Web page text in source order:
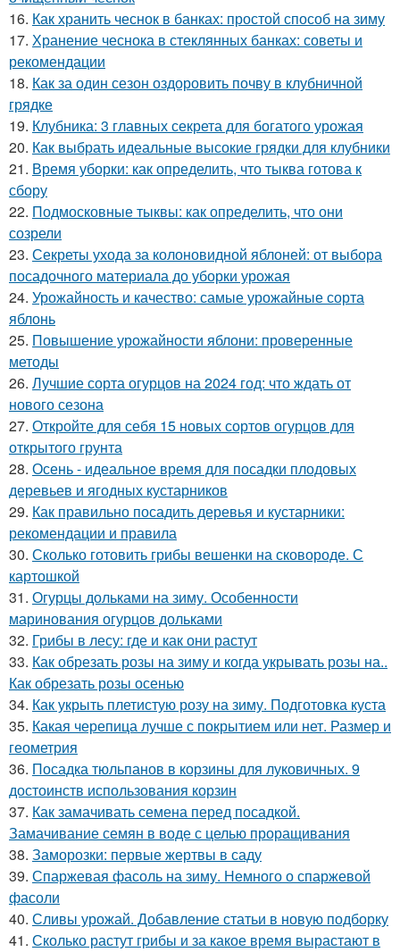
16. Как хранить чеснок в банках: простой способ на зиму
17. Хранение чеснока в стеклянных банках: советы и
рекомендации
18. Как за один сезон оздоровить почву в клубничной
грядке
19. Клубника: 3 главных секрета для богатого урожая
20. Как выбрать идеальные высокие грядки для клубники
21. Время уборки: как определить, что тыква готова к
сбору
22. Подмосковные тыквы: как определить, что они
созрели
23. Секреты ухода за колоновидной яблоней: от выбора
посадочного материала до уборки урожая
24. Урожайность и качество: самые урожайные сорта
яблонь
25. Повышение урожайности яблони: проверенные
методы
26. Лучшие сорта огурцов на 2024 год: что ждать от
нового сезона
27. Откройте для себя 15 новых сортов огурцов для
открытого грунта
28. Осень - идеальное время для посадки плодовых
деревьев и ягодных кустарников
29. Как правильно посадить деревья и кустарники:
рекомендации и правила
30. Сколько готовить грибы вешенки на сковороде. С
картошкой
31. Огурцы дольками на зиму. Особенности
маринования огурцов дольками
32. Грибы в лесу: где и как они растут
33. Как обрезать розы на зиму и когда укрывать розы на..
Как обрезать розы осенью
34. Как укрыть плетистую розу на зиму. Подготовка куста
35. Какая черепица лучше с покрытием или нет. Размер и
геометрия
36. Посадка тюльпанов в корзины для луковичных. 9
достоинств использования корзин
37. Как замачивать семена перед посадкой.
Замачивание семян в воде с целью проращивания
38. Заморозки: первые жертвы в саду
39. Спаржевая фасоль на зиму. Немного о спаржевой
фасоли
40. Сливы урожай. Добавление статьи в новую подборку
41. Сколько растут грибы и за какое время вырастают в